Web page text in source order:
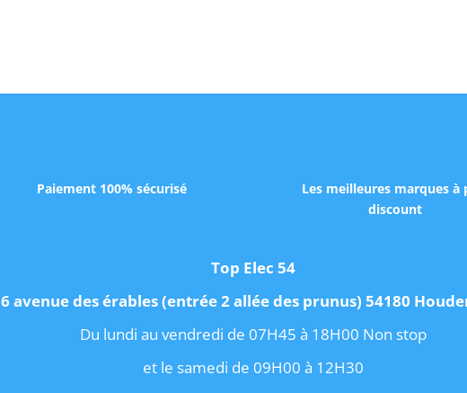
Paiement 100% sécurisé
Les meilleures marques à
discount
Top Elec 54
6 avenue des érables (entrée 2 allée des prunus) 54180
Du lundi au vendredi de 07H45 à 18H00 Non stop
et le samedi de 09H00 à 12H30